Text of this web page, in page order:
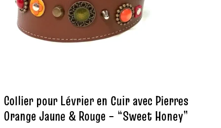
Collier pour Lévrier en Cuir avec Pierres
Orange Jaune & Rouge – “Sweet Honey”